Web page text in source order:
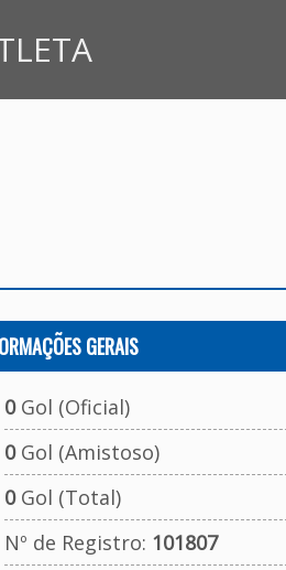
GERAIS
0Gol (Oficial)
0Gol (Amistoso)
0Gol (Total)
Nº de Registro: 101807